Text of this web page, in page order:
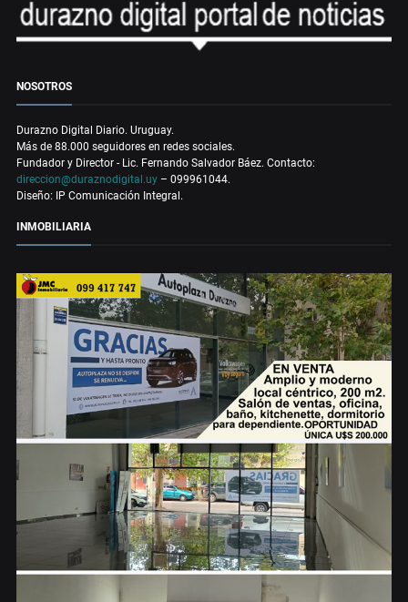
NOSOTROS
Durazno Digital Diario. Uruguay.
Más de 88.000 seguidores en redes sociales.
Fundador y Director - Lic. Fernando Salvador Báez. Contacto:
direccion@duraznodigital.uy – 099961044.
Diseño: IP Comunicación Integral.
INMOBILIARIA